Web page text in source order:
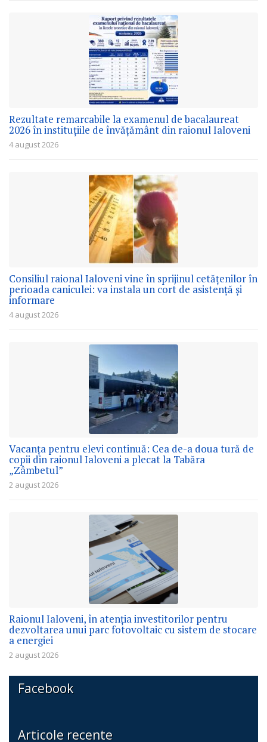
Rezultate remarcabile la examenul de bacalaureat
2026 în instituțiile de învățământ din raionul Ialoveni
4 august 2026
Consiliul raional Ialoveni vine în sprijinul cetățenilor în
perioada caniculei: va instala un cort de asistență și
informare
4 august 2026
Vacanța pentru elevi continuă: Cea de-a doua tură de
copii din raionul Ialoveni a plecat la Tabăra
„Zâmbetul”
2 august 2026
Raionul Ialoveni, în atenția investitorilor pentru
dezvoltarea unui parc fotovoltaic cu sistem de stocare
a energiei
2 august 2026
Facebook
Articole recente